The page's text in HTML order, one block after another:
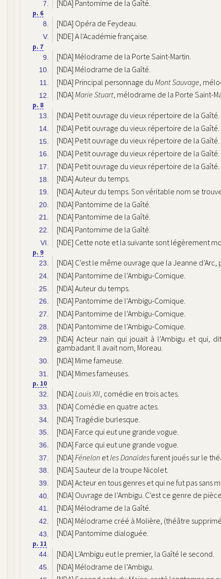
7. [NDA] Pantomime de la Gaîté.
p. 6
8. [NDA] Opéra de Feydeau.
V. [NDE] A l'Académie française.
p. 7
9. [NDA] Mélodrame de la Porte Saint-Martin.
10. [NDA] Mélodrame de la Gaîté.
11. [NDA] Principal personnage du Mont Sauvage ,
12. [NDA] Marie Stuart, mélodrame de la Porte Saint-
p. 8
13. [NDA] Petit ouvrage du vieux répertoire de la Gaîté.
14. [NDA] Petit ouvrage du vieux répertoire de la Gaîté.
15. [NDA] Petit ouvrage du vieux répertoire de la Gaîté.
16. [NDA] Petit ouvrage du vieux répertoire de la Gaîté.
17. [NDA] Petit ouvrage du vieux répertoire de la Gaîté.
18. [NDA] Auteur du temps.
19. [NDA] Auteur du temps. Son véritable nom se
20. [NDA] Pantomime de la Gaîté.
21. [NDA] Pantomime de la Gaîté.
22. [NDA] Pantomime de la Gaîté.
VI. [NDE] Cette note et la suivante sont légèrement
p. 9
23. [NDA] C’est le même ouvrage que la Jeanne
24. [NDA] Pantomime de l’Ambigu-Comique.
25. [NDA] Auteur du temps.
26. [NDA] Pantomime de l’Ambigu-Comique.
27. [NDA] Pantomime de l’Ambigu-Comique.
28. [NDA] Pantomime de l’Ambigu-Comique.
29.
[NDA] Acteur nain qui jouait à l’Ambigu et
gambadant. Il avait nom, Moreau.
30. [NDA] Mime fameuse.
31. [NDA] Mimes fameuses.
p. 10
32. [NDA] Louis XII, comédie en trois actes.
33. [NDA] Comédie en quatre actes.
34. [NDA] Tragédie burlesque.
35. [NDA] Farce qui eut une grande vogue.
36. [NDA] Farce qui eut une grande vogue.
37. [NDA] Fénelon et les Danaïdesfurent joués sur le
38. [NDA] Sauteur de la troupe Nicolet.
39. [NDA] Acteur en tous genres et qui ne fut pas sans
40. [NDA] Ouvrage de l’Ambigu. C’est ce genre de
41. [NDA] Mélodrame de la Gaîté.
42. [NDA] Mélodrame créé à Molière, (théâtre
43. [NDA] Pantomime dialoguée.
p. 11
44. [NDA] L’Ambigu eut le premier, la Gaîté le second.
45. [NDA] Mélodrame de l’Ambigu.